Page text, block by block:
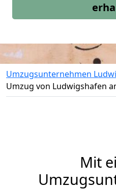
Umzugsunternehmen
Umzug von Ludwigshafen
Mit